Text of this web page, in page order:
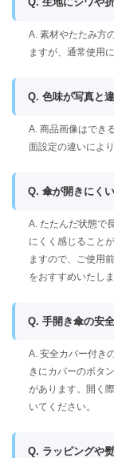
A. 素材やたたみ方
ますが、通常使用
Q. 色味が写真と
A. 商品画像はでき
面設定の違いによ
Q. 傘が開きにく
A. たたんだ状態で
にくく感じること
ますので、ご使用
をおすすめいたしま
Q. 手開き傘の安
A. 安全カバー付き
きにカバーのボタ
があります。開く
いてください。
Q. ラッピングや